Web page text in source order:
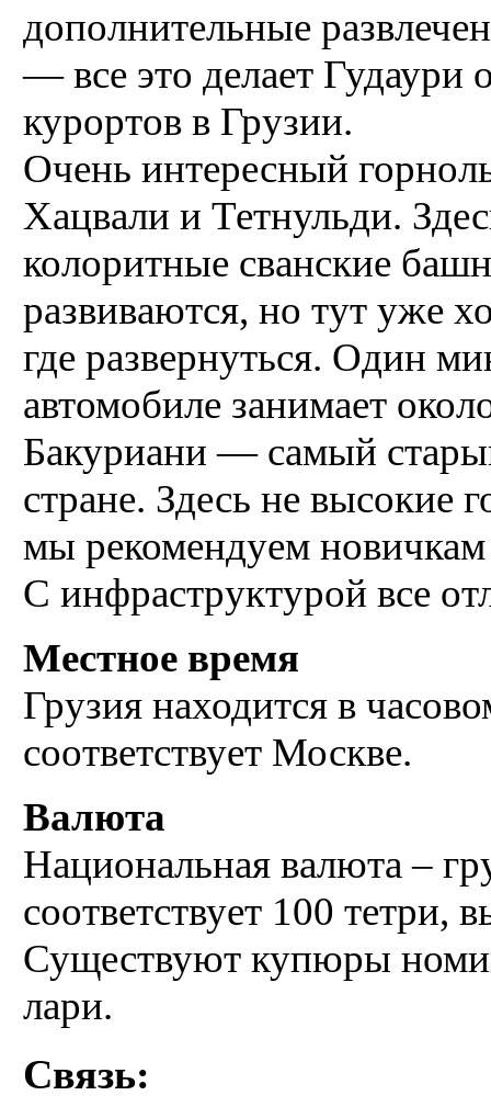
дополнительные
— все это делает
курортов в Грузии.
Очень интересный
Хацвали и Тетнульди.
колоритные сванские
развиваются, но тут уже
где развернуться. Один
автомобиле занимает
Бакуриани — самый
стране. Здесь не высокие
мы рекомендуем новичкам
С инфраструктурой все
Местное время
Грузия находится в
соответствует Москве.
Валюта
Национальная валюта –
соответствует 100 тетри,
Существуют купюры
лари.
Связь: